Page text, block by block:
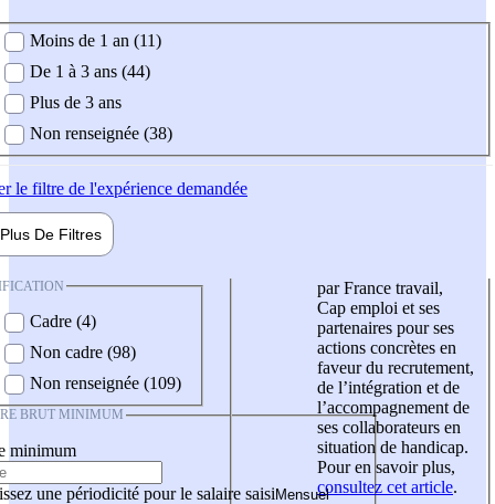
demandée
Moins de 1 an (11)
De 1 à 3 ans (44)
Plus de 3 ans
Non renseignée (38)
le filtre de l'expérience demandée
Plus De Filtres
Cadre (4)
Non cadre (98)
Non renseignée (109)
BRUT MINIMUM
minimum
une périodicité pour le salaire saisi
par France travail,
Cap emploi et ses
partenaires pour ses
actions concrètes en
faveur du recrutement,
de l’intégration et de
l’accompagnement de
ses collaborateurs en
situation de handicap.
Pour en savoir plus,
consultez cet article.